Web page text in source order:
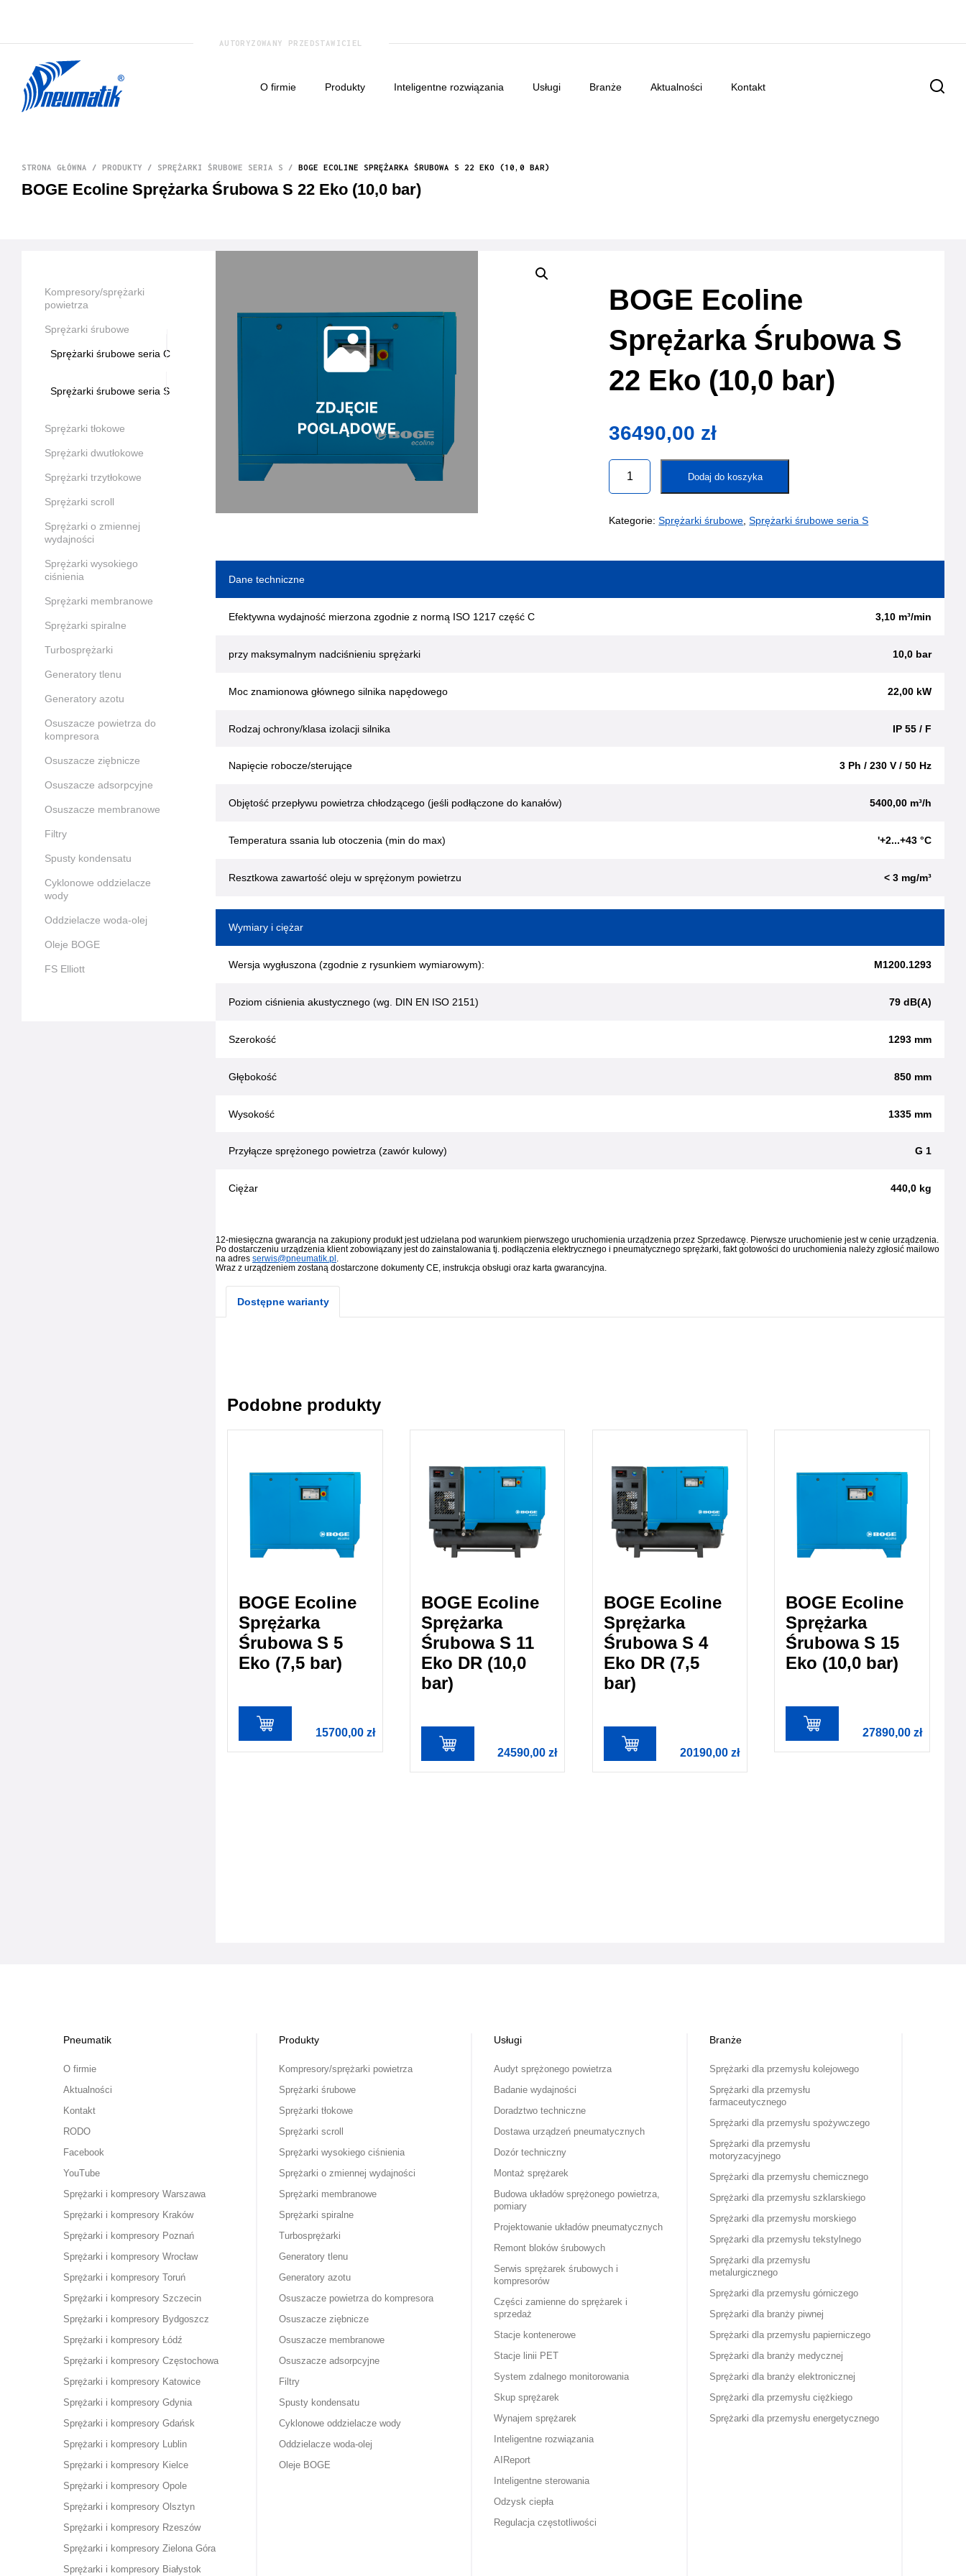
AUTORYZOWANY PRZEDSTAWICIEL
o firmie produkty inteligentne rozwiązania usługi branże aktualności kontakt
STRONA GŁÓWNA / PRODUKTY / SPRĘŻARKI ŚRUBOWE SERIA S / BOGE ECOLINE SPRĘŻARKA ŚRUBOWA S 22 EKO (10,0 BAR)
BOGE Ecoline Sprężarka Śrubowa S 22 Eko (10,0 bar)
Kompresory/sprężarki
powietrza
Sprężarki śrubowe
Sprężarki śrubowe seria C
Sprężarki śrubowe seria S
Sprężarki tłokowe
Sprężarki dwutłokowe
Sprężarki trzytłokowe
Sprężarki scroll
Sprężarki o zmiennej
wydajności
Sprężarki wysokiego
ciśnienia
Sprężarki membranowe
Sprężarki spiralne
Turbosprężarki
Generatory tlenu
Generatory azotu
Osuszacze powietrza do
kompresora
Osuszacze ziębnicze
Osuszacze adsorpcyjne
Osuszacze membranowe
Filtry
Spusty kondensatu
Cyklonowe oddzielacze
wody
Oddzielacze woda-olej
Oleje BOGE
FS Elliott
BOGE Ecoline
Sprężarka Śrubowa S
22 Eko (10,0 bar)
36490,00 zł
ilość
BOGE
S
Dodaj do koszyka
Kategorie:Sprężarki śrubowe ,Sprężarki śrubowe seria S
Dane techniczne
Efektywna wydajność mierzona zgodnie z normą ISO 1217 część C 3,10 m³/min
przy maksymalnym nadciśnieniu sprężarki 10,0 bar
Moc znamionowa głównego silnika napędowego 22,00 kW
Rodzaj ochrony/klasa izolacji silnika IP 55 / F
Napięcie robocze/sterujące 3 Ph / 230 V / 50 Hz
Objętość przepływu powietrza chłodzącego (jeśli podłączone do kanałów) 5400,00 m³/h
Temperatura ssania lub otoczenia (min do max) '+2...+43 °C
Resztkowa zawartość oleju w sprężonym powietrzu < 3 mg/m³
Wymiary i ciężar
Wersja wygłuszona (zgodnie z rysunkiem wymiarowym): M1200.1293
Poziom ciśnienia akustycznego (wg. DIN EN ISO 2151) 79 dB(A)
Szerokość 1293 mm
Głębokość 850 mm
Wysokość 1335 mm
Przyłącze sprężonego powietrza (zawór kulowy) G 1
Ciężar 440,0 kg
12-miesięczna gwarancja na zakupiony produkt jest udzielana pod warunkiem pierwszego uruchomienia urządzenia przez Sprzedawcę. Pierwsze uruchomienie jest w cenie urządzenia.
Po dostarczeniu urządzenia klient zobowiązany jest do zainstalowania tj. podłączenia elektrycznego i pneumatycznego sprężarki, fakt gotowości do uruchomienia należy zgłosić mailowo
na adres serwis@pneumatik.pl .
Wraz z urządzeniem zostaną dostarczone dokumenty CE, instrukcja obsługi oraz karta gwarancyjna.
Dostępne warianty
Podobne produkty
BOGE Ecoline
Sprężarka
Śrubowa S 5
Eko (7,5 bar)
15700,00 zł
BOGE Ecoline
Sprężarka
Śrubowa S 11
Eko DR (10,0
bar)
24590,00zł
BOGE Ecoline
Sprężarka
Śrubowa S 4
Eko DR (7,5
bar)
20190,00zł
BOGE Ecoline
Sprężarka
Śrubowa S 15
Eko (10,0 bar)
27890,00 zł
Pneumatik
O firmie
Aktualności
Kontakt
RODO
Facebook
YouTube
Sprężarki i kompresory Warszawa
Sprężarki i kompresory Kraków
Sprężarki i kompresory Poznań
Sprężarki i kompresory Wrocław
Sprężarki i kompresory Toruń
Sprężarki i kompresory Szczecin
Sprężarki i kompresory Bydgoszcz
Sprężarki i kompresory Łódź
Sprężarki i kompresory Częstochowa
Sprężarki i kompresory Katowice
Sprężarki i kompresory Gdynia
Sprężarki i kompresory Gdańsk
Sprężarki i kompresory Lublin
Sprężarki i kompresory Kielce
Sprężarki i kompresory Opole
Sprężarki i kompresory Olsztyn
Sprężarki i kompresory Rzeszów
Sprężarki i kompresory Zielona Góra
Sprężarki i kompresory Białystok
Produkty
Kompresory/sprężarki powietrza
Sprężarki śrubowe
Sprężarki tłokowe
Sprężarki scroll
Sprężarki wysokiego ciśnienia
Sprężarki o zmiennej wydajności
Sprężarki membranowe
Sprężarki spiralne
Turbosprężarki
Generatory tlenu
Generatory azotu
Osuszacze powietrza do kompresora
Osuszacze ziębnicze
Osuszacze membranowe
Osuszacze adsorpcyjne
Filtry
Spusty kondensatu
Cyklonowe oddzielacze wody
Oddzielacze woda-olej
Oleje BOGE
Usługi
Audyt sprężonego powietrza
Badanie wydajności
Doradztwo techniczne
Dostawa urządzeń pneumatycznych
Dozór techniczny
Montaż sprężarek
Budowa układów sprężonego powietrza,
pomiary
Projektowanie układów pneumatycznych
Remont bloków śrubowych
Serwis sprężarek śrubowych i
kompresorów
Części zamienne do sprężarek i
sprzedaż
Stacje kontenerowe
Stacje linii PET
System zdalnego monitorowania
Skup sprężarek
Wynajem sprężarek
Inteligentne rozwiązania
AIReport
Inteligentne sterowania
Odzysk ciepła
Regulacja częstotliwości
Branże
Sprężarki dla przemysłu kolejowego
Sprężarki dla przemysłu
farmaceutycznego
Sprężarki dla przemysłu spożywczego
Sprężarki dla przemysłu
motoryzacyjnego
Sprężarki dla przemysłu chemicznego
Sprężarki dla przemysłu szklarskiego
Sprężarki dla przemysłu morskiego
Sprężarki dla przemysłu tekstylnego
Sprężarki dla przemysłu
metalurgicznego
Sprężarki dla przemysłu górniczego
Sprężarki dla branży piwnej
Sprężarki dla przemysłu papierniczego
Sprężarki dla branży medycznej
Sprężarki dla branży elektronicznej
Sprężarki dla przemysłu ciężkiego
Sprężarki dla przemysłu energetycznego